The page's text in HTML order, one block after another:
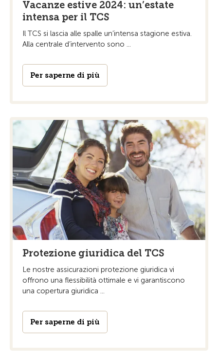
Vacanze estive 2024: un’estate
intensa per il TCS
Il TCS si lascia alle spalle un’intensa stagione estiva.
Alla centrale d’intervento sono ...
Per saperne di più
Protezione giuridica del TCS
Le nostre assicurazioni protezione giuridica vi
offrono una flessibilità ottimale e vi garantiscono
una copertura giuridica ...
Per saperne di più